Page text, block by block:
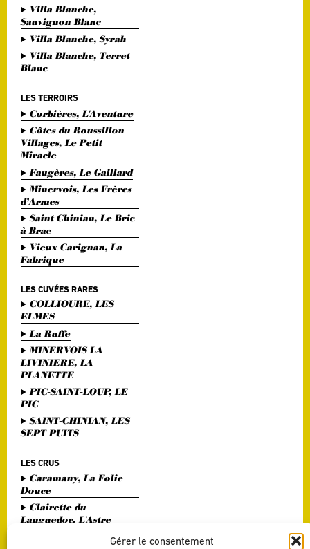
Gérer le consentement
Villa Blanche,
Sauvignon Blanc
Villa Blanche, Syrah
Villa Blanche, Terret
Blanc
LES TERROIRS
Corbières, L'Aventure
Côtes du Roussillon
Villages, Le Petit
Miracle
Faugères, Le Gaillard
Minervois, Les Frères
d’Armes
Saint Chinian, Le Bric
à Brac
Vieux Carignan, La
Fabrique
LES CUVÉES RARES
COLLIOURE, LES
ELMES
La Ruffe
MINERVOIS LA
LIVINIERE, LA
PLANETTE
PIC-SAINT-LOUP, LE
PIC
SAINT-CHINIAN, LES
SEPT PUITS
LES CRUS
Caramany, La Folie
Douce
Clairette du
Languedoc, L'Astre